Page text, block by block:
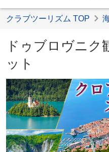
クラブツーリズム TOP
ドゥブロヴニク
ット